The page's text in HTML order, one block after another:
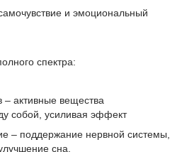
и эмоциональный
спектра:
– активные вещества
собой, усиливая эффект
– поддержание нервной системы,
сна.